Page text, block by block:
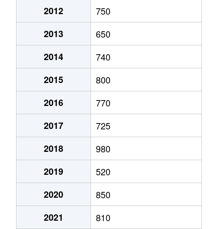
澄川２条
800万円
澄川２条
1,900万円
澄川２条
1,200万円
澄川２条
790万円
澄川２条
1,300万円
澄川３条
1,000万円
澄川４条
720万円
澄川４条
2,600万円
澄川４条
2,800万円
澄川４条
3,000万円
2012
750
2013
650
2014
740
2015
800
2016
770
2017
725
2018
980
2019
520
2020
850
2021
810